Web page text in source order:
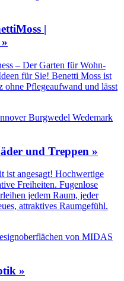
|
– Der Garten für Wohn-
für Sie! Benetti Moss ist
ohne Pflegeaufwand und lässt
und Treppen »
ist angesagt! Hochwertige
Freiheiten. Fugenlose
jedem Raum, jeder
attraktives Raumgefühl.
»